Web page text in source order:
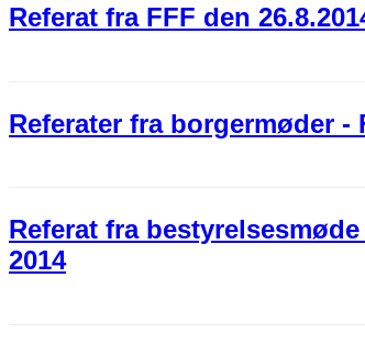
Referat fra FFF den
Referater fra borgermøder -
Referat fra
2014